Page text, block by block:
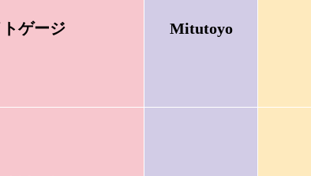
ゲージ Mitutoyo